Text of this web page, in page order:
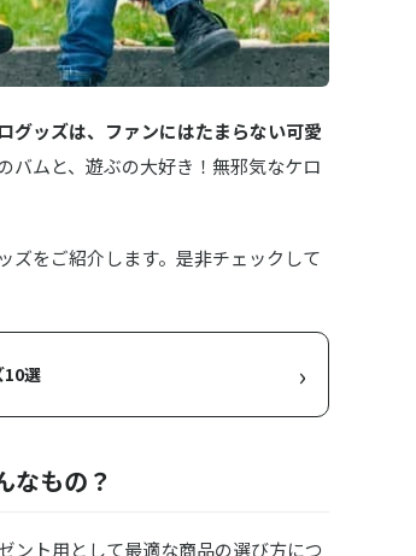
グッズは、ファンにはたまらない可愛
ムと、遊ぶの大好き！無邪気なケロ
ズをご紹介します。是非チェックして
10選 ›
なもの？
ント用として最適な商品の選び方につ